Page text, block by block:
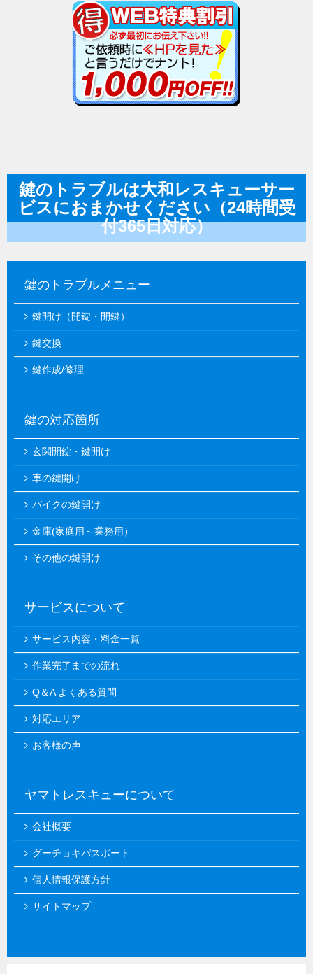
鍵のトラブルは大和レスキューサー
ビスにおまかせください（24時間受
付365日対応）
鍵のトラブルメニュー
鍵開け（開錠・開鍵）
鍵交換
鍵作成/修理
鍵の対応箇所
玄関開錠・鍵開け
車の鍵開け
バイクの鍵開け
金庫(家庭用～業務用）
その他の鍵開け
サービスについて
サービス内容・料金一覧
作業完了までの流れ
Q＆A よくある質問
対応エリア
お客様の声
ヤマトレスキューについて
会社概要
グーチョキパスポート
個人情報保護方針
サイトマップ